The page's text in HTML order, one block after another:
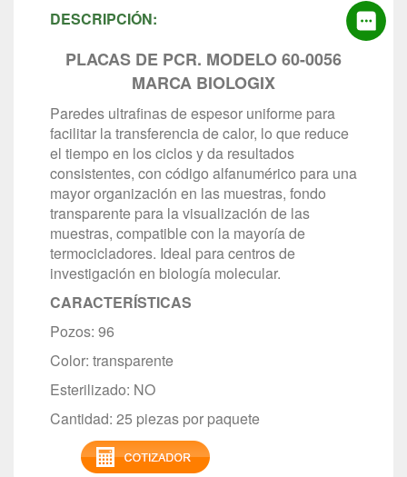
DESCRIPCIÓN:
PLACAS DE PCR. MODELO 60-0056
MARCA BIOLOGIX
Paredes ultrafinas de espesor uniforme para
facilitar la transferencia de calor, lo que reduce
el tiempo en los ciclos y da resultados
consistentes, con código alfanumérico para una
mayor organización en las muestras, fondo
transparente para la visualización de las
muestras, compatible con la mayoría de
termocicladores. Ideal para centros de
investigación en biología molecular.
CARACTERÍSTICAS
Pozos: 96
Color: transparente
Esterilizado: NO
Cantidad: 25 piezas por paquete